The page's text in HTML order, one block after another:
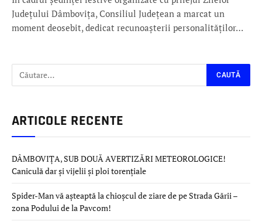
Județului Dâmbovița, Consiliul Județean a marcat un
moment deosebit, dedicat recunoașterii personalităților…
ARTICOLE RECENTE
DÂMBOVIȚA, SUB DOUĂ AVERTIZĂRI METEOROLOGICE!
Caniculă dar și vijelii și ploi torențiale
Spider-Man vă așteaptă la chioșcul de ziare de pe Strada Gării –
zona Podului de la Pavcom!